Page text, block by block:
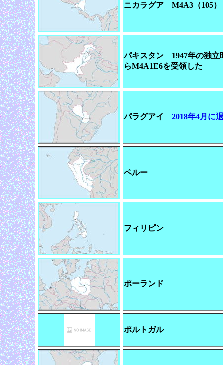
ニカラグア M4A3（105）
パキスタン 1947年の独立
らM4A1E6を受領した
パラグアイ 2018年4月に
ペルー
フィリピン
ポーランド
ポルトガル